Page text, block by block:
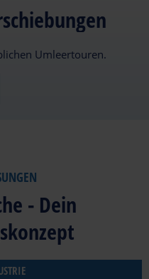
Umleertouren.
- Dein